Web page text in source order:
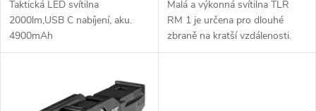
d
u
u
k
Taktická LED svítilna
2000lm,USB C nabíjení, aku.
4900mAh
Malá a výkonná svítilna TLR
RM 1 je určena pro dlouhé
zbraně na kratší vzdálenosti.
Ideální pro PDW zbraně a